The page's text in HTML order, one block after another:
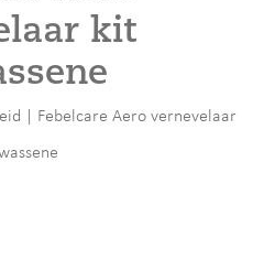
kit
| Febelcare Aero vernevelaar